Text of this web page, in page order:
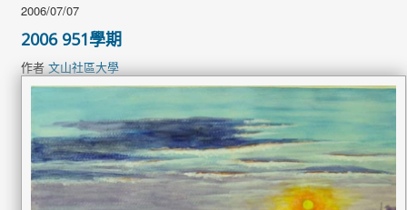
2006/07/07
2006 951學期
作者文山社區大學